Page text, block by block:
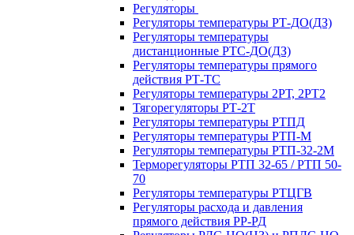
Регуляторы
Регуляторы температуры РТ-ДО(ДЗ)
Регуляторы температуры
дистанционные РТС-ДО(ДЗ)
Регуляторы температуры прямого
действия РТ-ТС
Регуляторы температуры 2РТ, 2РT2
Тягорегуляторы РТ-2Т
Регуляторы температуры РТПД
Регуляторы температуры РТП-M
Регуляторы температуры РТП-32-2М
Терморегуляторы РТП 32-65 / РТП 50-
70
Регуляторы температуры РТЦГВ
Регуляторы расхода и давления
прямого действия РР-РД